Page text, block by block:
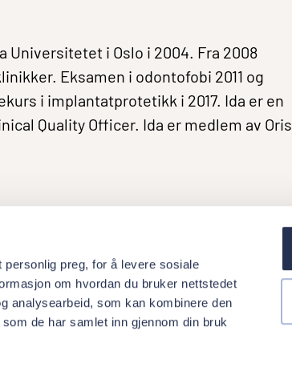
preg, for å levere sosiale
om hvordan du bruker nettstedet
analysearbeid, som kan kombinere den
de har samlet inn gjennom din bruk
i Oslo i 2004. Fra 2008
Eksamen i odontofobi 2011 og
i implantatprotetikk i 2017. Ida er en
Quality Officer. Ida er medlem av Oris
About AcademyWork at Oris Dental